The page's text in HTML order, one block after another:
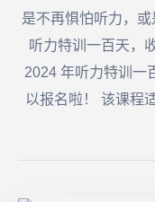
是不再惧怕听力，或
听力特训一百天，
2024 年听力特训一
以报名啦！ 该课程